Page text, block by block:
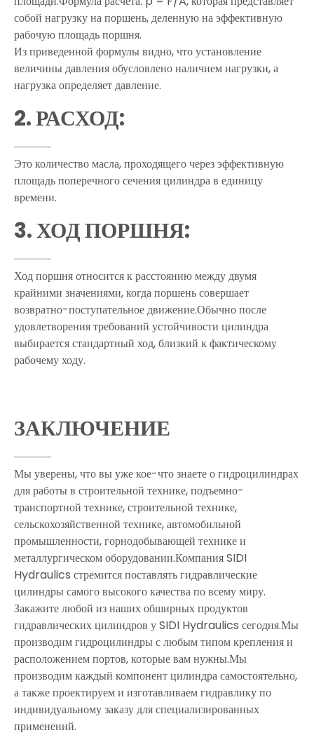
собой нагрузку на поршень, деленную на эффективную
рабочую площадь поршня.
Из приведенной формулы видно, что установление
величины давления обусловлено наличием нагрузки, а
нагрузка определяет давление.
2. РАСХОД:
Это количество масла, проходящего через эффективную
площадь поперечного сечения цилиндра в единицу
времени.
3. ХОД ПОРШНЯ:
Ход поршня относится к расстоянию между двумя
крайними значениями, когда поршень совершает
возвратно-поступательное движение.Обычно после
удовлетворения требований устойчивости цилиндра
выбирается стандартный ход, близкий к фактическому
рабочему ходу.
ЗАКЛЮЧЕНИЕ
Мы уверены, что вы уже кое-что знаете о гидроцилиндрах
для работы в строительной технике, подъемно-
транспортной технике, строительной технике,
сельскохозяйственной технике, автомобильной
промышленности, горнодобывающей технике и
металлургическом оборудовании.Компания SIDI
Hydraulics стремится поставлять гидравлические
цилиндры самого высокого качества по всему миру.
Закажите любой из наших обширных продуктов
гидравлических цилиндров у SIDI Hydraulics сегодня.Мы
производим гидроцилиндры с любым типом крепления и
расположением портов, которые вам нужны.Мы
производим каждый компонент цилиндра самостоятельно,
а также проектируем и изготавливаем гидравлику по
индивидуальному заказу для специализированных
применений.